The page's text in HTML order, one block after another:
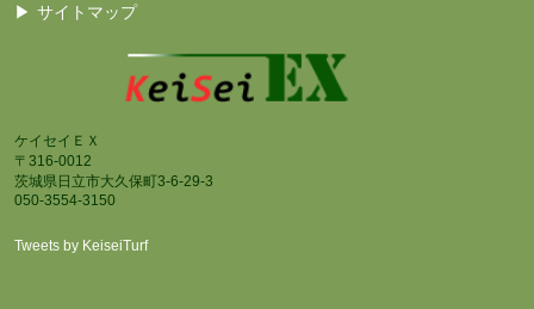
サイトマップ
ケイセイＥＸ
〒316-0012
茨城県日立市大久保町3-6-29-3
050-3554-3150
Tweets by KeiseiTurf